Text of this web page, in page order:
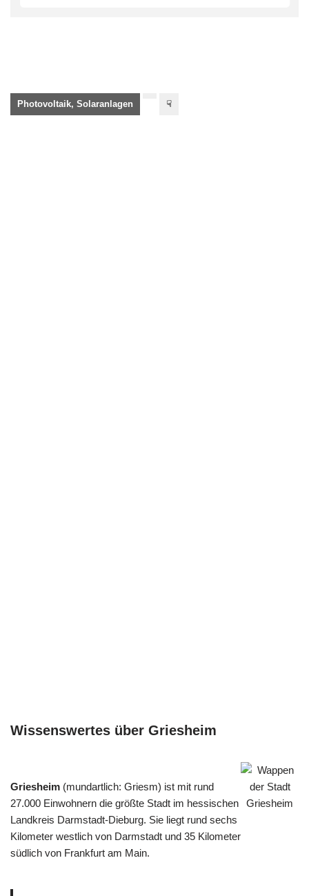
Photovoltaik, Solaranlagen ☟
Wissenswertes über Griesheim
Griesheim (mundartlich: Griesm) ist mit rund
27.000 Einwohnern die größte Stadt im hessischen
Landkreis Darmstadt-Dieburg. Sie liegt rund sechs
Kilometer westlich von Darmstadt und 35 Kilometer
südlich von Frankfurt am Main.